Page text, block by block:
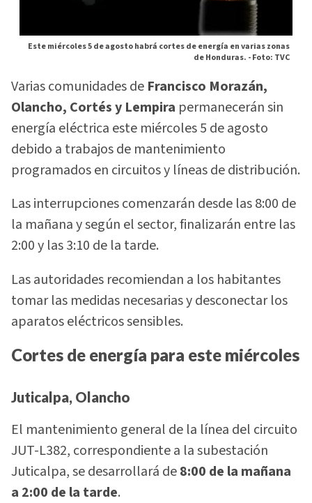
Este miércoles 5 de agosto habrá cortes de energía en varias zonas
de Honduras. -Foto: TVC
Varias comunidades de Francisco Morazán,
Olancho, Cortés y Lempira permanecerán sin
energía eléctrica este miércoles 5 de agosto
debido a trabajos de mantenimiento
programados en circuitos y líneas de distribución.
Las interrupciones comenzarán desde las 8:00 de
la mañana y según el sector, finalizarán entre las
2:00 y las 3:10 de la tarde.
Las autoridades recomiendan a los habitantes
tomar las medidas necesarias y desconectar los
aparatos eléctricos sensibles.
Cortes de energía para este miércoles
Juticalpa, Olancho
El mantenimiento general de la línea del circuito
JUT-L382, correspondiente a la subestación
Juticalpa, se desarrollará de8:00 de la mañana
a 2:00 de la tarde.